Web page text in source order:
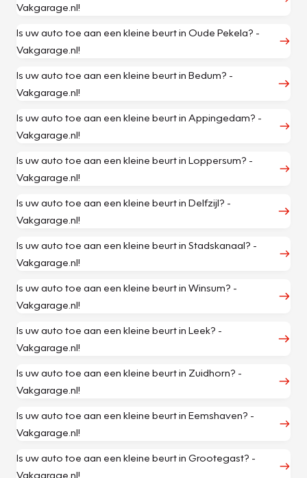
Vakgarage.nl!
Is uw auto toe aan een kleine beurt in Oude Pekela? -
Vakgarage.nl!
Is uw auto toe aan een kleine beurt in Bedum? -
Vakgarage.nl!
Is uw auto toe aan een kleine beurt in Appingedam? -
Vakgarage.nl!
Is uw auto toe aan een kleine beurt in Loppersum? -
Vakgarage.nl!
Is uw auto toe aan een kleine beurt in Delfzijl? -
Vakgarage.nl!
Is uw auto toe aan een kleine beurt in Stadskanaal? -
Vakgarage.nl!
Is uw auto toe aan een kleine beurt in Winsum? -
Vakgarage.nl!
Is uw auto toe aan een kleine beurt in Leek? -
Vakgarage.nl!
Is uw auto toe aan een kleine beurt in Zuidhorn? -
Vakgarage.nl!
Is uw auto toe aan een kleine beurt in Eemshaven? -
Vakgarage.nl!
Is uw auto toe aan een kleine beurt in Grootegast? -
Vakgarage.nl!